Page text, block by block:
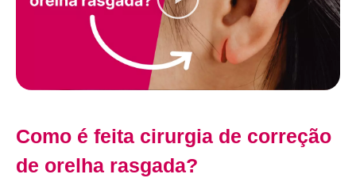
Como é feita cirurgia de correção
de orelha rasgada?